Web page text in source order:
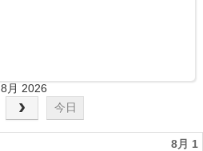
8月 2026
今日
8月 1